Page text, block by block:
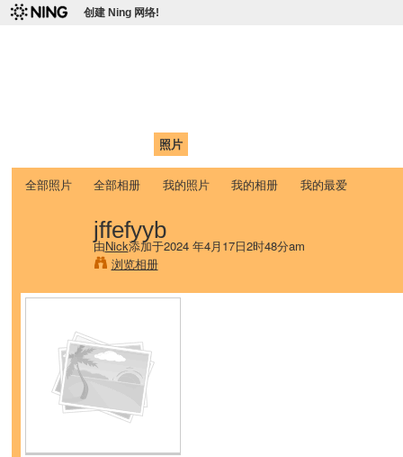
创建 Ning 网络!
照片
全部照片 全部相册 我的照片 我的相册 我的最爱
jffefyyb
由Nick添加于2024 年4月17日2时48分am
浏览相册